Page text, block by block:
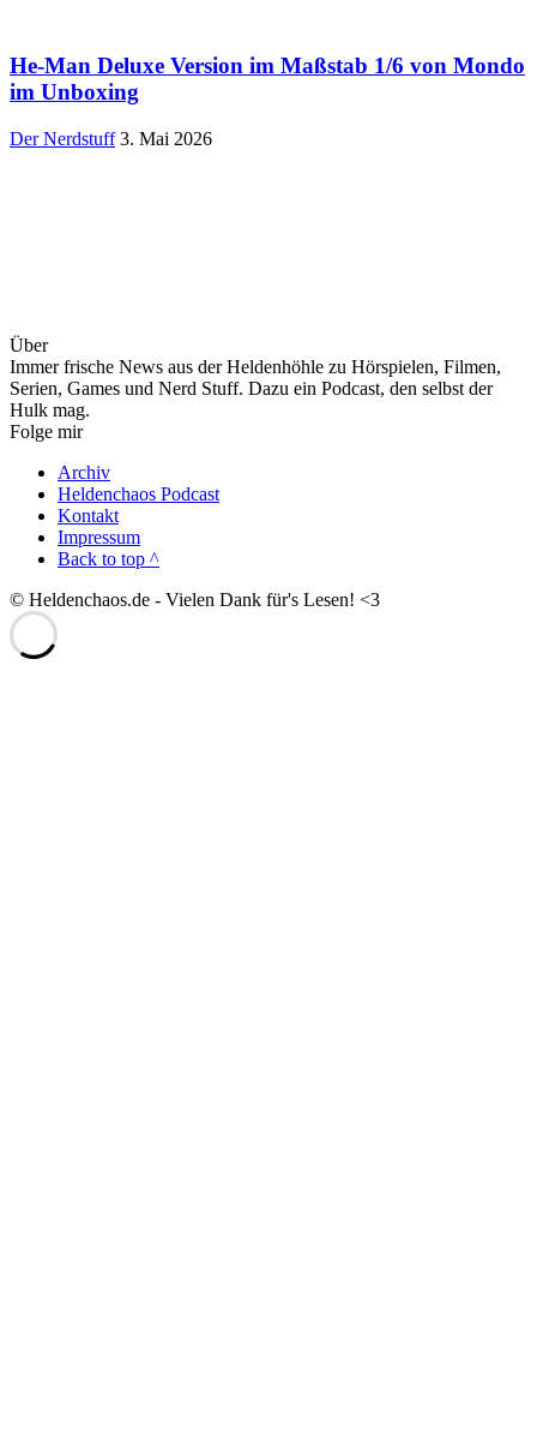
He-Man Deluxe Version im Maßstab 1/6 von Mondo
im Unboxing
Der Nerdstuff 3. Mai 2026
Über
Immer frische News aus der Heldenhöhle zu Hörspielen, Filmen,
Serien, Games und Nerd Stuff. Dazu ein Podcast, den selbst der
Hulk mag.
Folge mir
Archiv
Heldenchaos Podcast
Kontakt
Impressum
Back to top ^
© Heldenchaos.de - Vielen Dank für's Lesen! <3